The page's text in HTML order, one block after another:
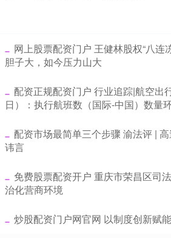
网上股票配资门户 王健林股权“八连
胆子大，如今压力山大
配资正规配资门户 行业追踪|航空出
日）：执行航班数（国际-中国）数量
配资市场最简单三个步骤 渝法评 |
讳言
免费股票配资开户 重庆市荣昌区司
治化营商环境
炒股配资门户网官网 以制度创新赋